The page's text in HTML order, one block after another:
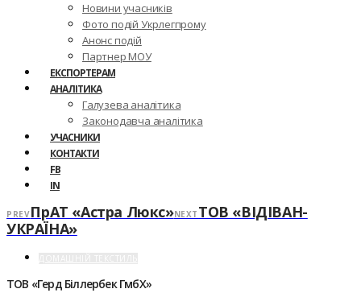
Новини учасників
Фото подій Укрлегпрому
Анонс подій
Партнер МОУ
ЕКСПОРТЕРАМ
АНАЛІТИКА
Галузева аналітика
Законодавча аналітика
УЧАСНИКИ
КОНТАКТИ
FB
IN
PREVПрАТ «Астра Люкс»NEXT ТОВ «ВІДІВАН-
УКРАЇНА»
ТОВ «Герд Біллербек ГмбХ»